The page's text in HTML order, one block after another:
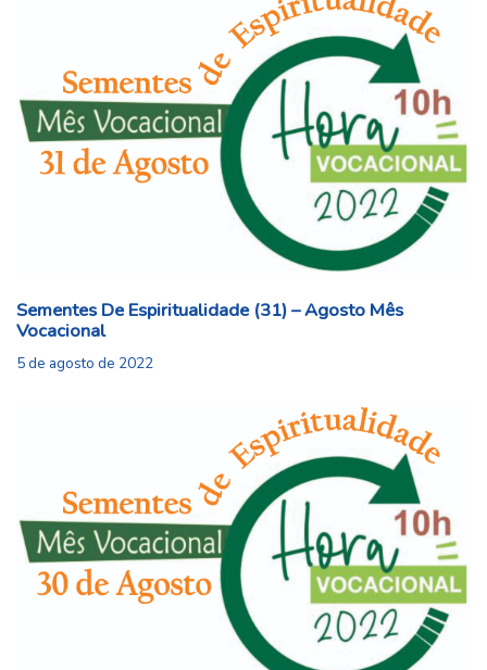
Sementes De Espiritualidade (31) – Agosto Mês
Vocacional
5 de agosto de 2022